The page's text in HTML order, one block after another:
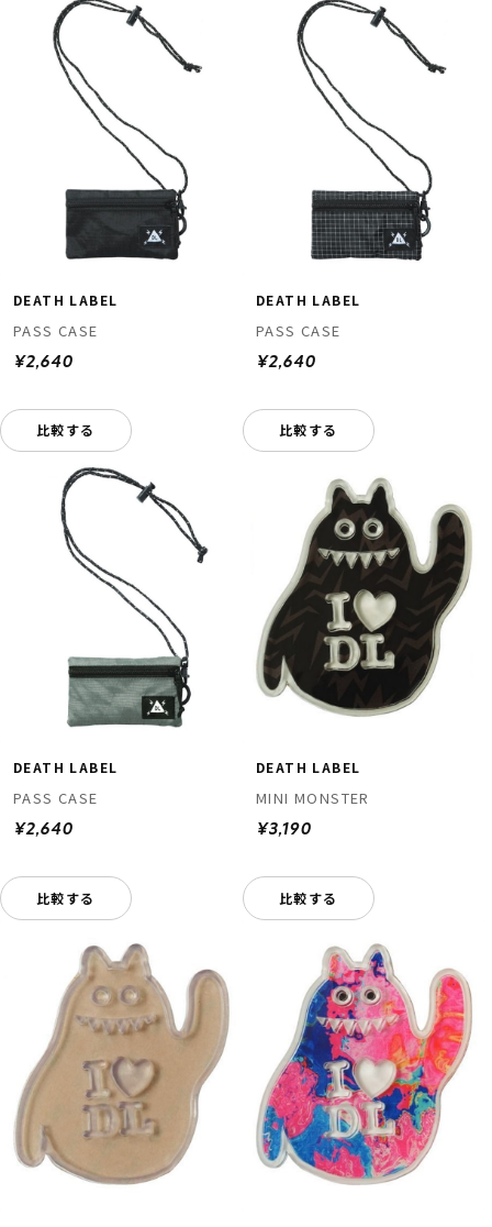
DEATH LABEL
PASS CASE
¥2,640
比較する
DEATH LABEL
PASS CASE
¥2,640
比較する
DEATH LABEL
PASS CASE
¥2,640
比較する
DEATH LABEL
MINI MONSTER
¥3,190
比較する